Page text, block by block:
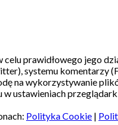
prawidłowego jego
systemu komentarzy
na wykorzystywanie
ustawieniach
Polityka Cookie |